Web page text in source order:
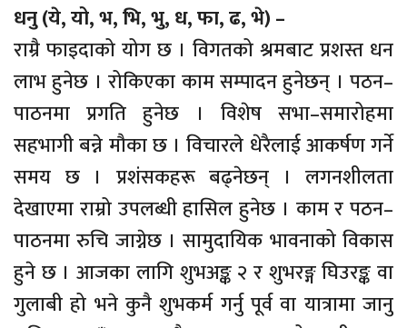
धनु (ये, यो, भ, भि, भु, ध, फा, ढ, भे) –
राम्रै फाइदाको योग छ । विगतको श्रमबाट प्रशस्त धन
लाभ हुनेछ । रोकिएका काम सम्पादन हुनेछन् । पठन–
पाठनमा प्रगति हुनेछ । विशेष सभा–समारोहमा
सहभागी बन्ने मौका छ । विचारले धेरैलाई आकर्षण गर्ने
समय छ । प्रशंसकहरू बढ्नेछन् । लगनशीलता
देखाएमा राम्रो उपलब्धी हासिल हुनेछ । काम र पठन–
पाठनमा रुचि जाग्नेछ । सामुदायिक भावनाको विकास
हुने छ । आजका लागि शुभअङ्क २ र शुभरङ्ग घिउरङ्क वा
गुलाबी हो भने कुनै शुभकर्म गर्नु पूर्व वा यात्रामा जानु